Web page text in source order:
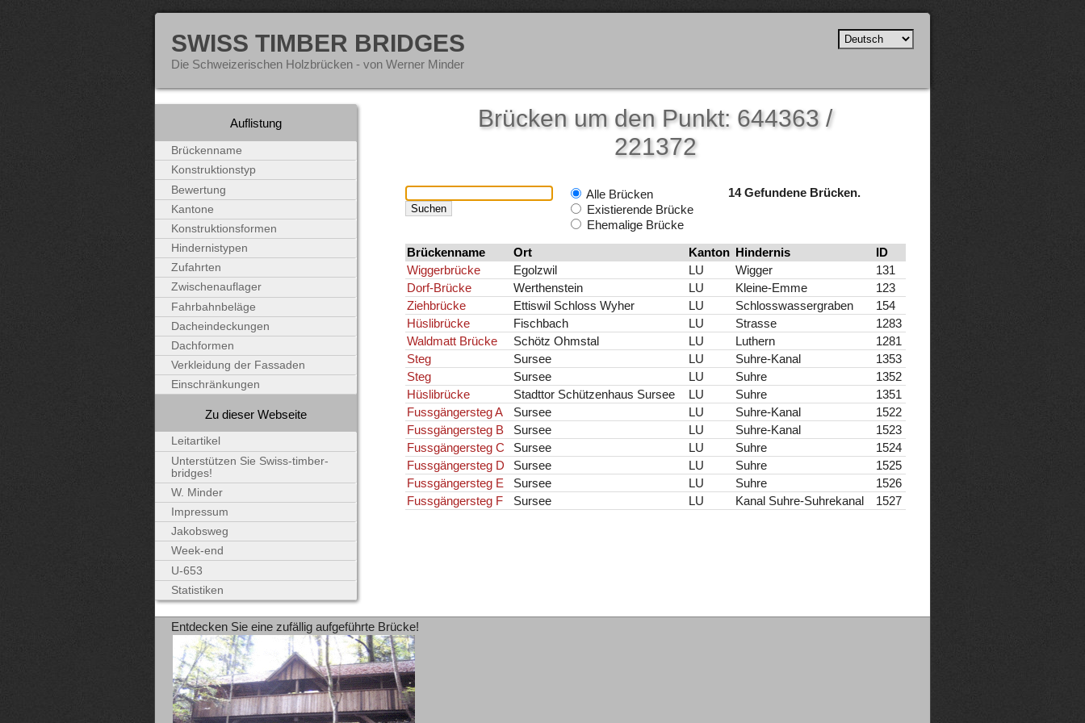
SWISS TIMBER BRIDGES
Die Schweizerischen Holzbrücken - von Werner Minder
Brücken um den Punkt: 644363 /
221372
Alle Brücken
Existierende Brücke
Ehemalige Brücke
14 Gefundene Brücken.
Brückenname Ort Kanton Hindernis
ID
Wiggerbrücke
Egolzwil LU Wigger
131
Dorf-Brücke
Werthenstein LU Kleine-Emme
123
Ziehbrücke
Ettiswil Schloss Wyher LU Schlosswassergraben
154
Hüslibrücke
Fischbach LU Strasse
1283
Waldmatt Brücke
Schötz Ohmstal LU Luthern
1281
Steg
Sursee LU Suhre-Kanal
1353
Steg
Sursee LU Suhre
1352
Hüslibrücke
Stadttor Schützenhaus Sursee LU Suhre
1351
Fussgängersteg A
Sursee LU Suhre-Kanal
1522
Fussgängersteg B
Sursee LU Suhre-Kanal
1523
Fussgängersteg C
Sursee LU Suhre
1524
Fussgängersteg D
Sursee LU Suhre
1525
Fussgängersteg E
Sursee LU Suhre
1526
Fussgängersteg F
Sursee LU Kanal Suhre-Suhrekanal 1527
Auflistung
Brückenname
Konstruktionstyp
Bewertung
Kantone
Konstruktionsformen
Hindernistypen
Zufahrten
Zwischenauflager
Fahrbahnbeläge
Dacheindeckungen
Dachformen
Verkleidung der Fassaden
Einschränkungen
Zu dieser Webseite
Leitartikel
Unterstützen Sie Swiss-timber-
bridges!
W. Minder
Impressum
Jakobsweg
Week-end
U-653
Statistiken
Entdecken Sie eine zufällig aufgeführte Brücke!